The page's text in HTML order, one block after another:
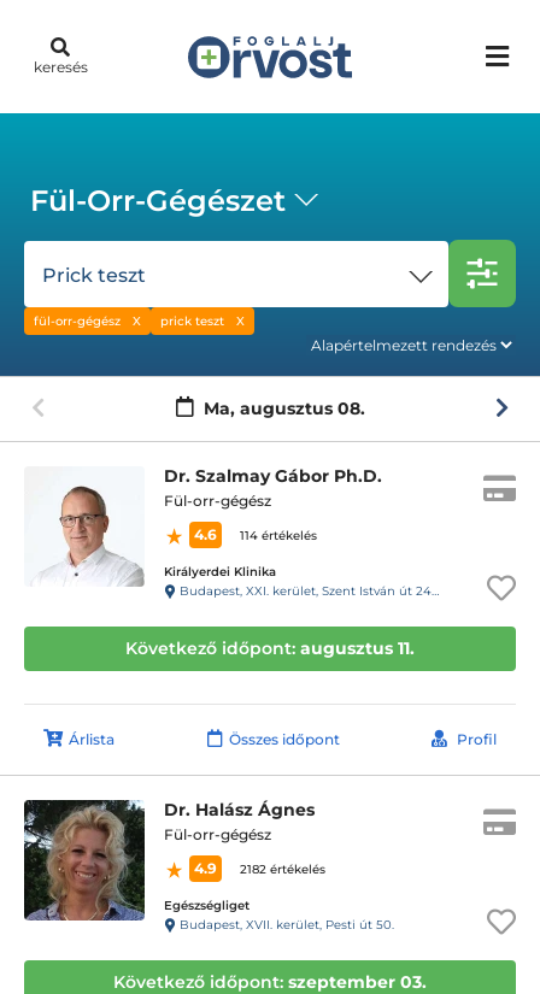
keresés
Fül-Orr-Gégészet
Prick teszt
fül-orr-gégész prick teszt
Ma, augusztus 08.
Dr. Szalmay Gábor Ph.D.
Fül-orr-gégész
4.6
114 értékelés
Királyerdei Klinika
Budapest, XXI. kerület, Szent István út 248-250.
Következő időpont: augusztus 11.
Árlista Összes időpont Profil
Dr. Halász Ágnes
Fül-orr-gégész
4.9
2182 értékelés
Egészségliget
Budapest, XVII. kerület, Pesti út 50.
Következő időpont: szeptember 03.